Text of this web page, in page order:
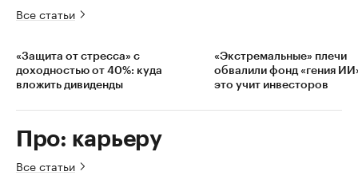
Все статьи
«Защита от стресса» с
доходностью от 40%: куда
вложить дивиденды
«Экстремальные» плечи
обвалили фонд «гения
это учит инвесторов
Про: карьеру
Все статьи